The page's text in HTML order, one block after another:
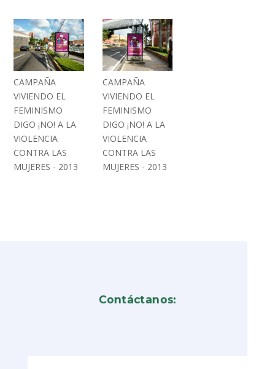
CAMPAÑA
VIVIENDO EL
FEMINISMO
DIGO ¡NO! A LA
VIOLENCIA
CONTRA LAS
MUJERES - 2013
CAMPAÑA
VIVIENDO EL
FEMINISMO
DIGO ¡NO! A LA
VIOLENCIA
CONTRA LAS
MUJERES - 2013
Contáctanos: